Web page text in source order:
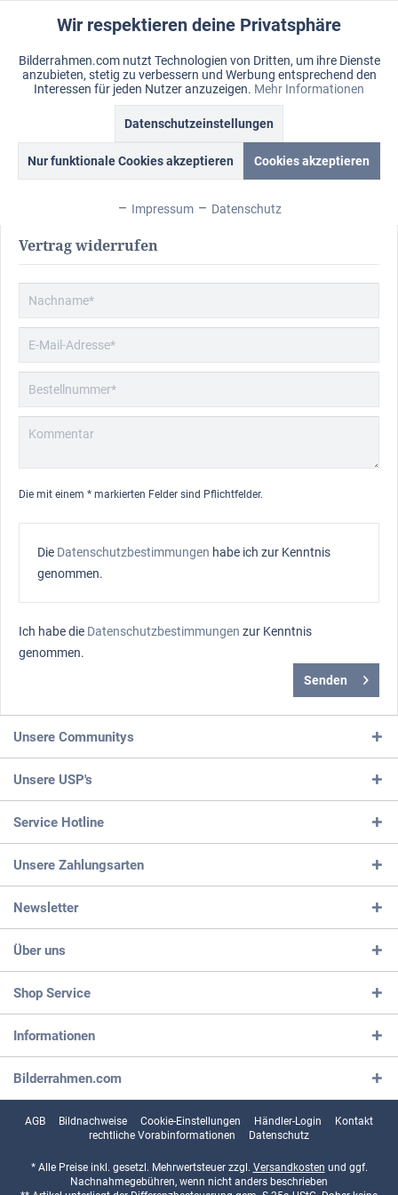
Warenkorb
Merkzettel Mein Konto
Menü
Vertrag widerrufen
Vertrag widerrufen
Die mit einem * markierten Felder sind Pflichtfelder.
Die Datenschutzbestimmungen habe ich zur Kenntnis
genommen.
Ich habe die Datenschutzbestimmungen zur Kenntnis
genommen.
Senden
Unsere Communitys
Unsere USP's
Service Hotline
Unsere Zahlungsarten
Newsletter
Über uns
Shop Service
Informationen
Bilderrahmen.com
AGB Bildnachweise Cookie-Einstellungen Händler-Login
Kontakt
rechtliche Vorabinformationen
Datenschutz
* Alle Preise inkl. gesetzl. Mehrwertsteuer zzgl. Versandkosten und ggf.
Nachnahmegebühren, wenn nicht anders beschrieben
Funktionale Aktiv
Marketing Inaktiv
Inaktiv
Service
Wir respektieren deine Privatsphäre
Bilderrahmen.com nutzt Technologien von Dritten, um ihre Dienste
anzubieten, stetig zu verbessern und Werbung entsprechend den
Interessen für jeden Nutzer anzuzeigen. Mehr Informationen
Datenschutzeinstellungen
Nur funktionale Cookies akzeptieren Cookies akzeptieren
Impressum Datenschutz